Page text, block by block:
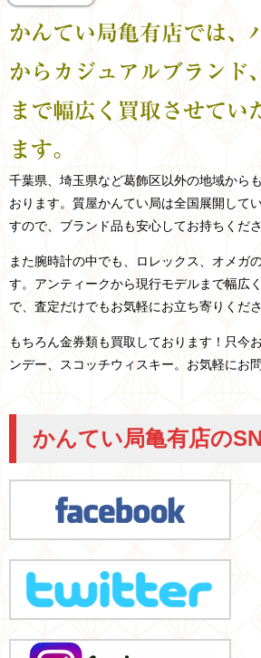
かんてい局亀有店では、
からカジュアルブランド
まで幅広く買取させてい
ます。
千葉県、埼玉県など葛飾区以外の地域から
おります。 質屋かんてい局は全国展開して
すので、ブランド品も安心してお持ちくださ
また腕時計の中でも、ロレックス、オメガ
す。アンティークから現行モデルまで幅広
で、査定だけでもお気軽にお立ち寄りくだ
もちろん金券類も買取しております！只今
ンデー、スコッチウィスキー。お気軽にお
かんてい局亀有店の